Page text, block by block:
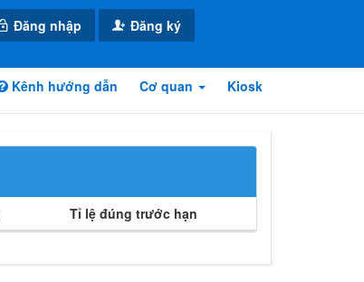
Đăng nhập Đăng ký
Kênh hướng dẫn Cơ quan Kiosk
Tỉ lệ đúng trước hạn